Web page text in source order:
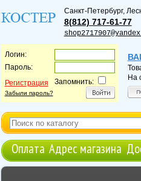
Санкт-Петербург,
8(812) 717-61-77
Логин:
Пароль:
Регистрация
Забыли пароль?
Запомнить:
На
Оплата Адрес магазина